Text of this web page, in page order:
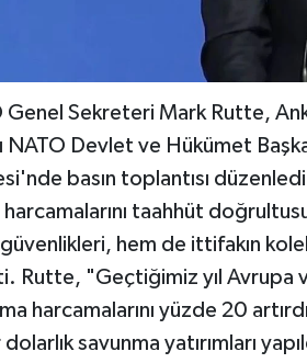
Genel Sekreteri Mark Rutte,
⁠NATO Devlet ve Hükümet
basın toplantısı
taahhüt
hem de ittifakın
Rutte, "Geçtiğimiz yıl Avrupa
harcamalarını yüzde 20
savunma yatırımları